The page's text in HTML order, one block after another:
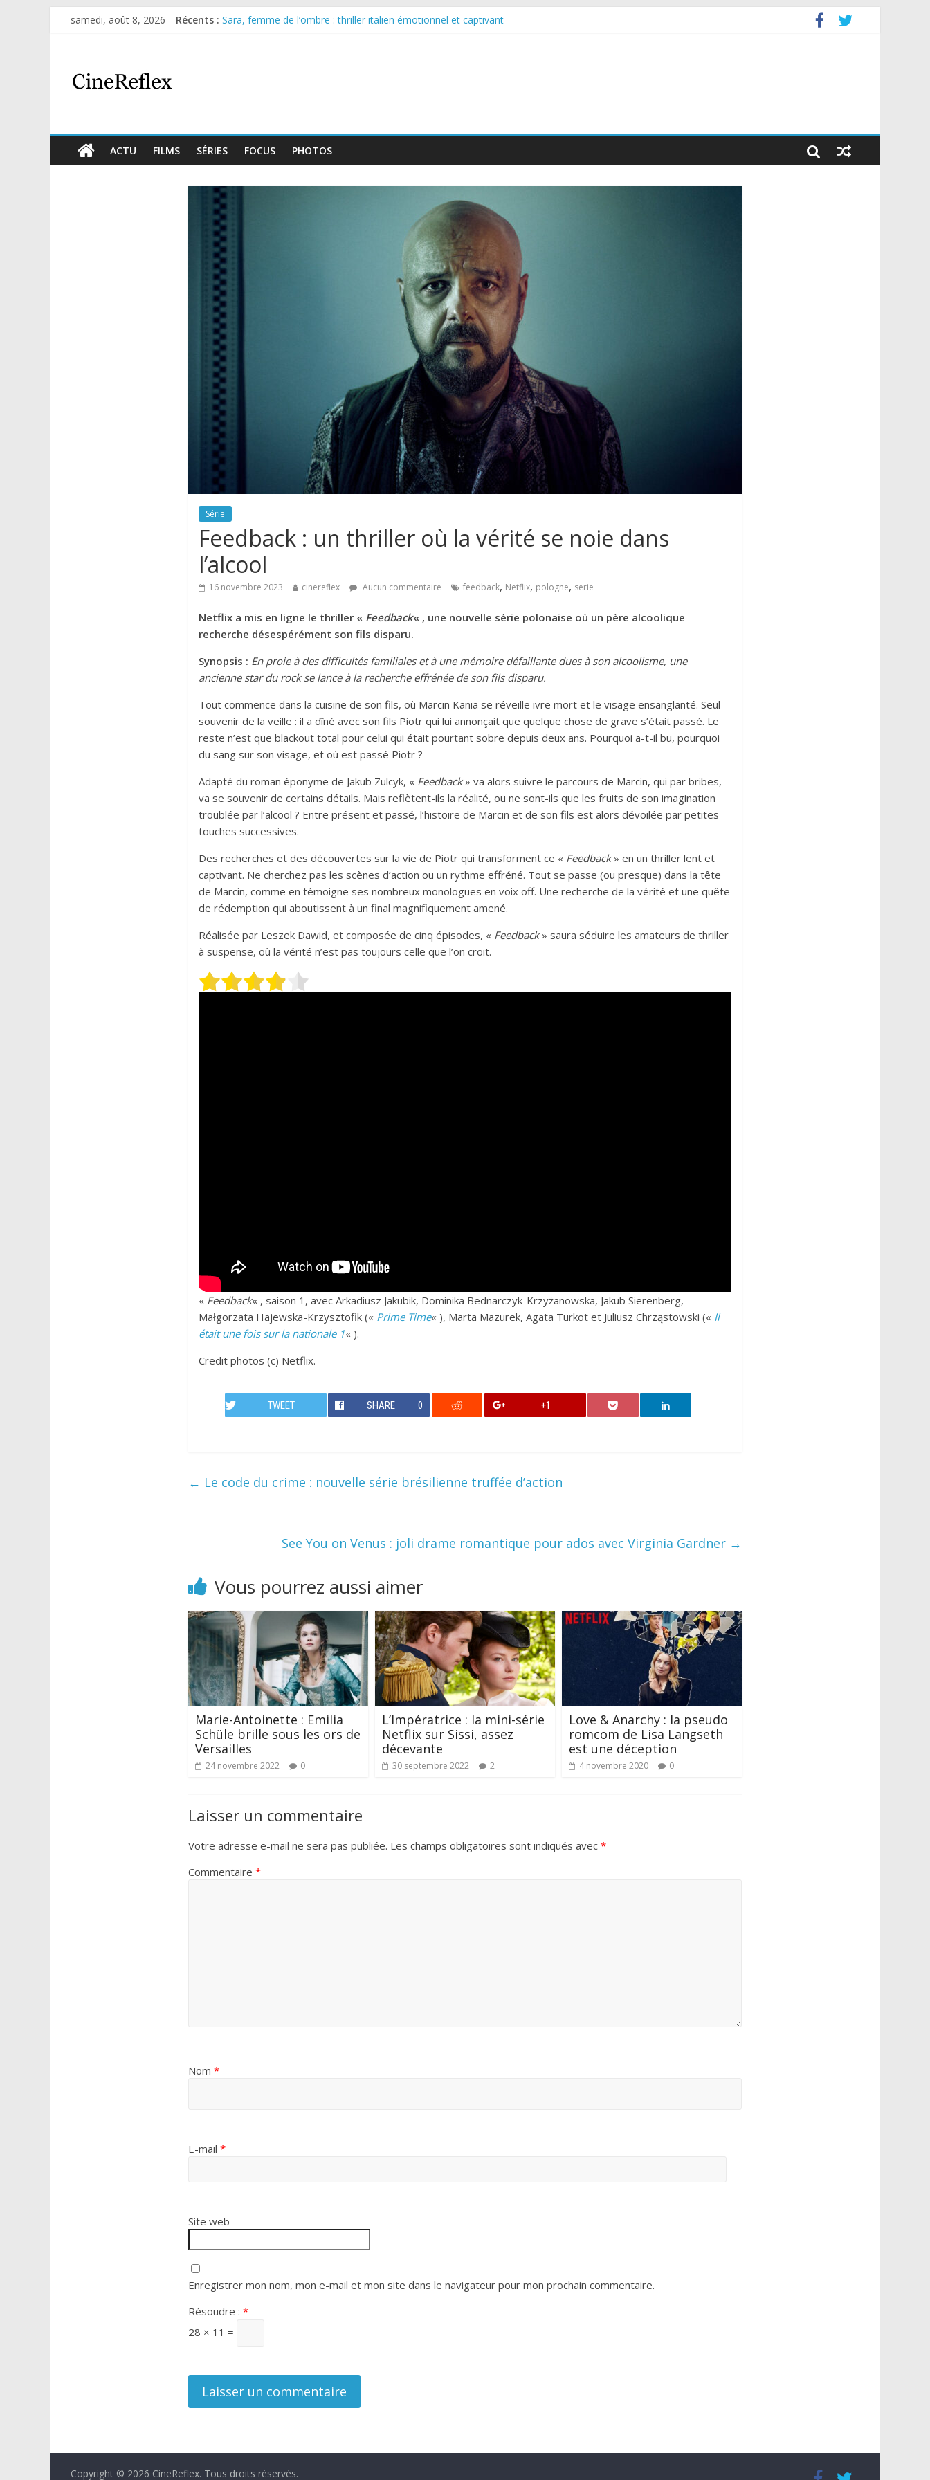
samedi, août 8, 2026 Récents : Sara, femme de l’ombre : thriller italien émotionnel et captivant
ACTU FILMS SÉRIES FOCUS PHOTOS
Série
Feedback : un thriller où la vérité se noie dans
l’alcool
16 novembre 2023 cinereflex Aucun commentaire feedback, Netflix, pologne, serie
Netflix a mis en ligne le thriller « Feedback« , une nouvelle série polonaise où un père alcoolique
recherche désespérément son fils disparu.
Synopsis : En proie à des difficultés familiales et à une mémoire défaillante dues à son alcoolisme, une
ancienne star du rock se lance à la recherche effrénée de son fils disparu.
Tout commence dans la cuisine de son fils, où Marcin Kania se réveille ivre mort et le visage ensanglanté. Seul
souvenir de la veille : il a dîné avec son fils Piotr qui lui annonçait que quelque chose de grave s’était passé. Le
reste n’est que blackout total pour celui qui était pourtant sobre depuis deux ans. Pourquoi a-t-il bu, pourquoi
du sang sur son visage, et où est passé Piotr ?
Adapté du roman éponyme de Jakub Zulcyk, « Feedback» va alors suivre le parcours de Marcin, qui par bribes,
va se souvenir de certains détails. Mais reflètent-ils la réalité, ou ne sont-ils que les fruits de son imagination
troublée par l’alcool ? Entre présent et passé, l’histoire de Marcin et de son fils est alors dévoilée par petites
touches successives.
Des recherches et des découvertes sur la vie de Piotr qui transforment ce « Feedback» en un thriller lent et
captivant. Ne cherchez pas les scènes d’action ou un rythme effréné. Tout se passe (ou presque) dans la tête
de Marcin, comme en témoigne ses nombreux monologues en voix off. Une recherche de la vérité et une quête
de rédemption qui aboutissent à un final magnifiquement amené.
Réalisée par Leszek Dawid, et composée de cinq épisodes, « Feedback» saura séduire les amateurs de thriller
à suspense, où la vérité n’est pas toujours celle que l’on croit.
« Feedback« , saison 1, avec Arkadiusz Jakubik, Dominika Bednarczyk-Krzyżanowska, Jakub Sierenberg,
Małgorzata Hajewska-Krzysztofik (« Prime Time« ), Marta Mazurek, Agata Turkot et Juliusz Chrząstowski (« Il
était une fois sur la nationale 1« ).
Credit photos (c) Netflix.
TWEET SHARE 0 +1
← Le code du crime : nouvelle série brésilienne truffée d’action
See You on Venus : joli drame romantique pour ados avec Virginia Gardner →
Vous pourrez aussi aimer
Marie-Antoinette : Emilia
Schüle brille sous les ors de
Versailles
24 novembre 2022 0
L’Impératrice : la mini-série
Netflix sur Sissi, assez
décevante
30 septembre 2022 2
Love & Anarchy : la pseudo
romcom de Lisa Langseth
est une déception
4 novembre 2020 0
Laisser un commentaire
Votre adresse e-mail ne sera pas publiée. Les champs obligatoires sont indiqués avec *
Commentaire *
Nom *
E-mail *
Site web
Enregistrer mon nom, mon e-mail et mon site dans le navigateur pour mon prochain commentaire.
Résoudre : *
28 × 11 =
Copyright © 2026 CineReflex. Tous droits réservés.